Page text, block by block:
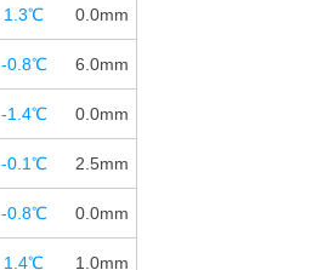
1.3℃ 0.0mm
-0.8℃ 6.0mm
-1.4℃ 0.0mm
-0.1℃ 2.5mm
-0.8℃ 0.0mm
1.4℃ 1.0mm